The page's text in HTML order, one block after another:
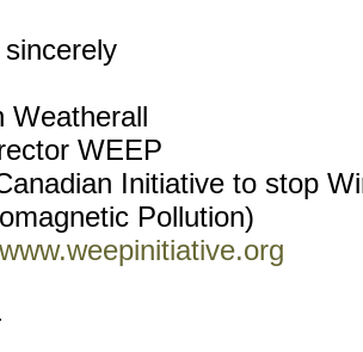
Weatherall
WEEP
Initiative to stop
Pollution)